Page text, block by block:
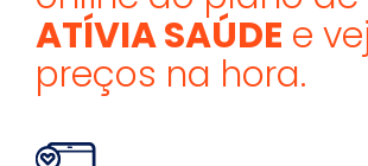
ATÍVIA SAÚDE e
preços na hora.